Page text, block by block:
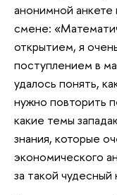
анонимной анкете
смене:
открытием, я
поступлением в
удалось понять,
нужно повторить
какие темы
знания, которые
экономического
за такой чудесный